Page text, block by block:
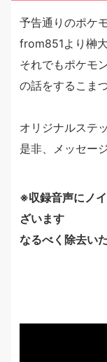
予告通りのポケ
from851より榊
それでもポケモ
の話をするこま
オリジナルステ
是非、メッセー
※収録音声にノ
ざいます
なるべく除去い